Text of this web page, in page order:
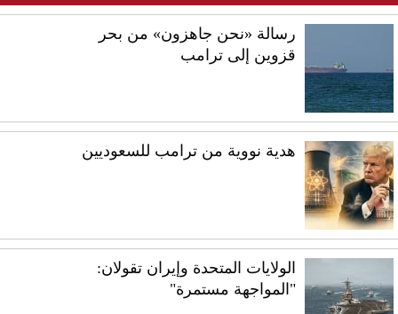
رسالة «نحن جاهزون» من بحر
قزوين إلى ترامب
هدية نووية من ترامب للسعوديين
الولايات المتحدة وإيران تقولان:
"المواجهة مستمرة"